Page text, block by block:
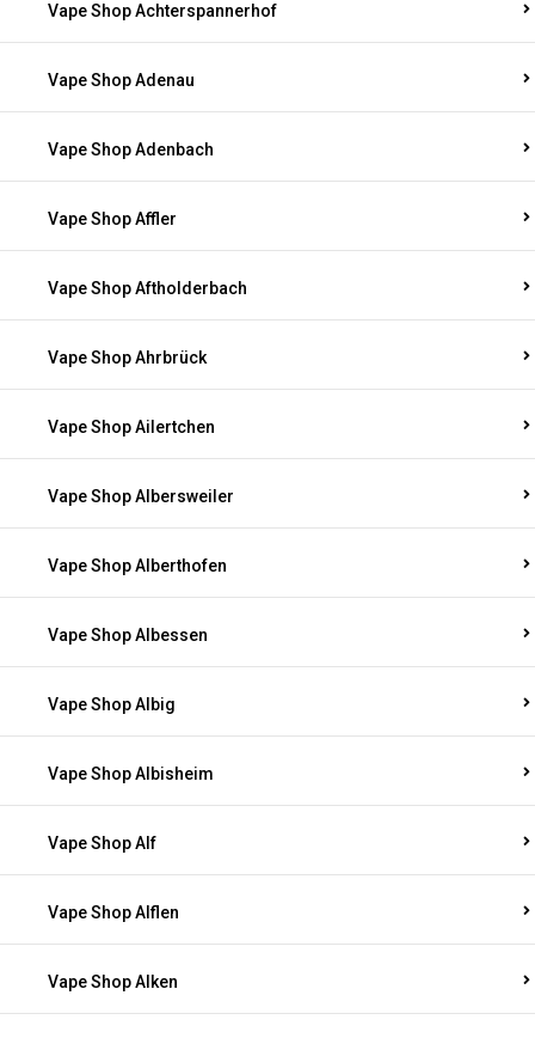
Vape Shop Achterspannerhof
Vape Shop Adenau
Vape Shop Adenbach
Vape Shop Affler
Vape Shop Aftholderbach
Vape Shop Ahrbrück
Vape Shop Ailertchen
Vape Shop Albersweiler
Vape Shop Alberthofen
Vape Shop Albessen
Vape Shop Albig
Vape Shop Albisheim
Vape Shop Alf
Vape Shop Alflen
Vape Shop Alken